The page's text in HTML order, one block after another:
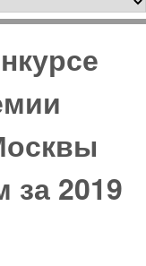
2019